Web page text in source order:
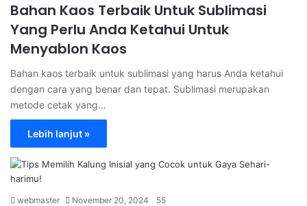
Bahan Kaos Terbaik Untuk Sublimasi
Yang Perlu Anda Ketahui Untuk
Menyablon Kaos
Bahan kaos terbaik untuk sublimasi yang harus Anda ketahui
dengan cara yang benar dan tepat. Sublimasi merupakan
metode cetak yang…
Lebih lanjut »
webmaster November 20, 2024 55